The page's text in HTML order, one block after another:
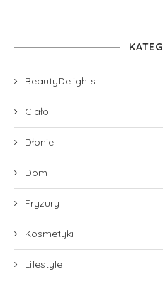
BeautyDelights
Ciało
Dłonie
Dom
Fryzury
Kosmetyki
Lifestyle